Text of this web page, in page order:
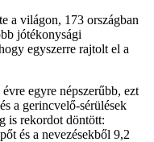
a világon, 173 országban
jótékonysági
egyszerre rajtolt el a
egyre népszerűbb, ezt
a gerincvelő-sérülések
is rekordot döntött:
és a nevezésekből 9,2